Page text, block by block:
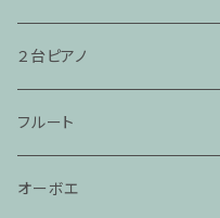
２台ピアノ
フルート
オーボエ